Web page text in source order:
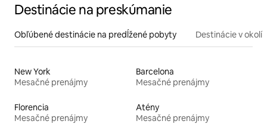
Destinácie na preskúmanie
Obľúbené destinácie na predĺžené pobyty Destinácie v okolí
New York
Mesačné prenájmy
Barcelona
Mesačné prenájmy
Florencia
Mesačné prenájmy
Atény
Mesačné prenájmy